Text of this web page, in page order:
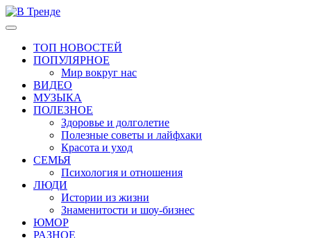
Перейти
к
Основное
ТОП НОВОСТЕЙ
ПОПУЛЯРНОЕ
Мир вокруг нас
ВИДЕО
МУЗЫКА
ПОЛЕЗНОЕ
Здоровье и долголетие
Полезные советы и лайфхаки
Красота и уход
СЕМЬЯ
Психология и отношения
ЛЮДИ
Истории из жизни
Знаменитости и шоу-бизнес
ЮМОР
РАЗНОЕ